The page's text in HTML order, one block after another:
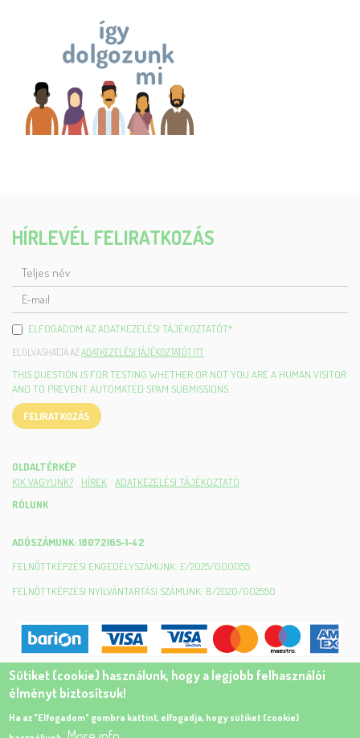
HÍRLEVÉL FELIRATKOZÁS
TELJES
NÉV
MAIL
ELFOGADOM AZ ADATKEZELÉSI TÁJÉKOZTATÓT*
ELOLVASHATJA AZ ADATKEZELÉSI TÁJÉKOZTATÓT ITT.
THIS QUESTION IS FOR TESTING WHETHER OR NOT YOU ARE A HUMAN VISITOR
AND TO PREVENT AUTOMATED SPAM SUBMISSIONS.
FELIRATKOZÁS
OLDALTÉRKÉP
KIK VAGYUNK?
HÍREK
ADATKEZELÉSI TÁJÉKOZTATÓ
RÓLUNK
ADÓSZÁMUNK: 18072165-1-42
FELNŐTTKÉPZÉSI ENGEDÉLYSZÁMUNK: E/2025/000055
FELNŐTTKÉPZÉSI NYILVÁNTARTÁSI SZÁMUNK: B/2020/002550
MENEDÉK — MIGRÁNSOKAT SEGÍTŐ EGYESÜLET
Sütiket (cookie) használunk, hogy a legjobb felhasználói
élményt biztosítsuk!
Ha az "Elfogadom" gombra kattint, elfogadja, hogy sütiket (cookie)